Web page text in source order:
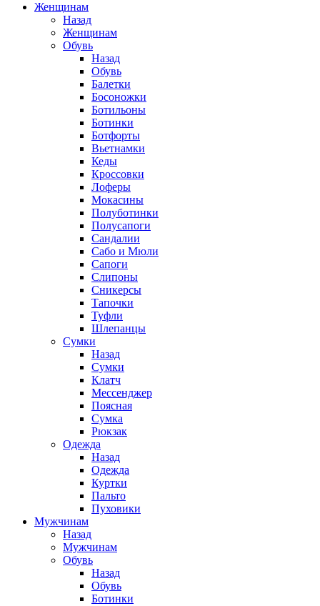
Женщинам
Назад
Женщинам
Обувь
Назад
Обувь
Балетки
Босоножки
Ботильоны
Ботинки
Ботфорты
Вьетнамки
Кеды
Кроссовки
Лоферы
Мокасины
Полуботинки
Полусапоги
Сандалии
Сабо и Мюли
Сапоги
Слипоны
Сникерсы
Тапочки
Туфли
Шлепанцы
Cумки
Назад
Cумки
Клатч
Мессенджер
Поясная
Сумка
Рюкзак
Одежда
Назад
Одежда
Куртки
Пальто
Пуховики
Мужчинам
Назад
Мужчинам
Обувь
Назад
Обувь
Ботинки